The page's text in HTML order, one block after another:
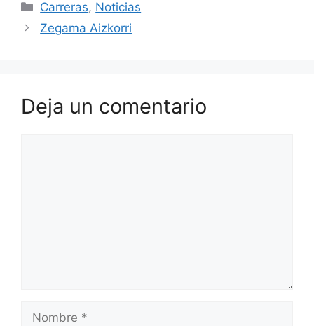
Carreras, Noticias
Zegama Aizkorri
Deja un comentario